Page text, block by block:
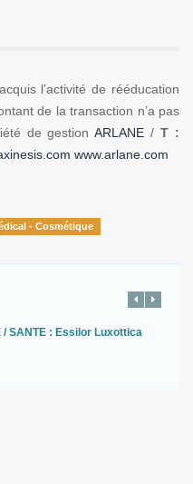
l’activité de rééducation
de la transaction n’a pas
de gestionARLANE /T :
www.arlane.com
- Cosmétique
/ SANTE : Essilor Luxottica